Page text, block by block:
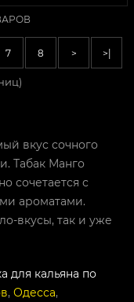
7 8 > >|
вкус сочного
Табак Манго
сочетается с
ароматами.
вкусы, так и уже
для кальяна по
, Одесса,